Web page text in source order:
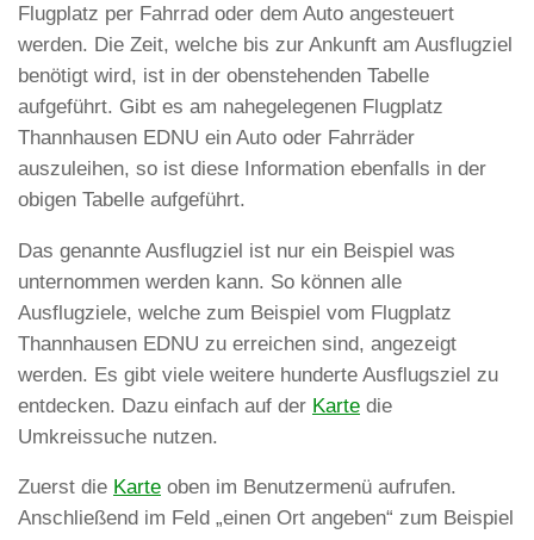
Flugplatz per Fahrrad oder dem Auto angesteuert
werden. Die Zeit, welche bis zur Ankunft am Ausflugziel
benötigt wird, ist in der obenstehenden Tabelle
aufgeführt. Gibt es am nahegelegenen Flugplatz
Thannhausen EDNU ein Auto oder Fahrräder
auszuleihen, so ist diese Information ebenfalls in der
obigen Tabelle aufgeführt.
Das genannte Ausflugziel ist nur ein Beispiel was
unternommen werden kann. So können alle
Ausflugziele, welche zum Beispiel vom Flugplatz
Thannhausen EDNU zu erreichen sind, angezeigt
werden. Es gibt viele weitere hunderte Ausflugsziel zu
entdecken. Dazu einfach auf der Karte die
Umkreissuche nutzen.
Zuerst die Karte oben im Benutzermenü aufrufen.
Anschließend im Feld „einen Ort angeben“ zum Beispiel